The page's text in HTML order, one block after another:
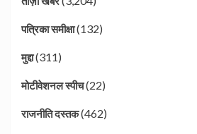
पत्रिका समीक्षा(132)
मुद्दा(311)
मोटीवेशनल स्पीच(22)
राजनीति दस्तक(462)